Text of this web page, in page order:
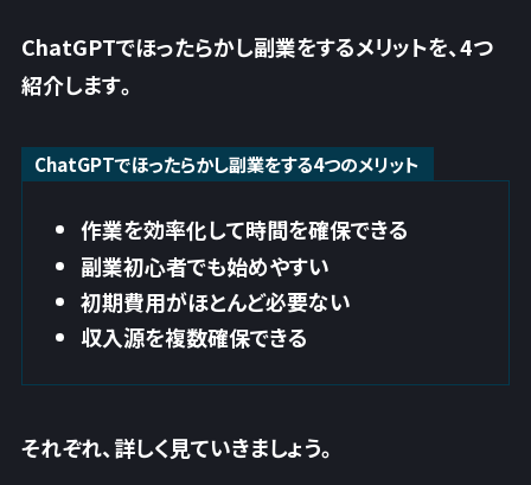
ChatGPTでほったらかし副業をするメリットを、4つ
紹介します。
ChatGPTでほったらかし副業をする4つのメリット
作業を効率化して時間を確保できる
副業初心者でも始めやすい
初期費用がほとんど必要ない
収入源を複数確保できる
それぞれ、詳しく見ていきましょう。